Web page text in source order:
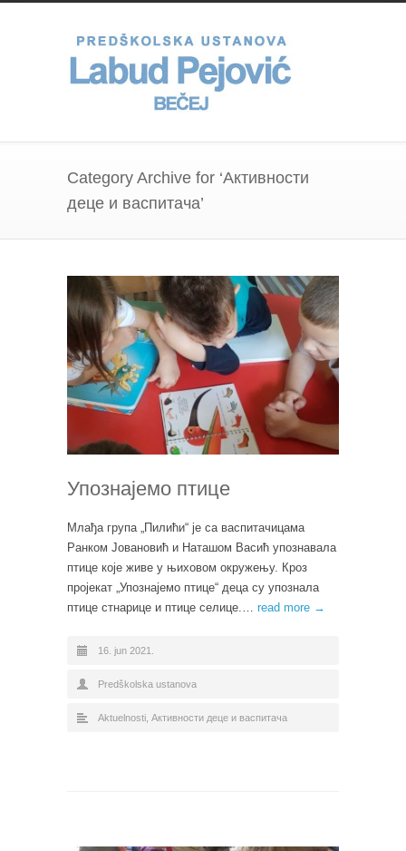
Category Archive for ‘Активности
деце и васпитача’
Упознајемо птице
Млађа група „Пилићи“ је са васпитачицама
Ранком Јовановић и Наташом Васић упознавала
птице које живе у њиховом окружењу. Кроз
пројекат „Упознајемо птице“ деца су упознала
птице стнарице и птице селице.… read more →
16. jun 2021.
Predškolska ustanova
Aktuelnosti Активности деце и васпитача